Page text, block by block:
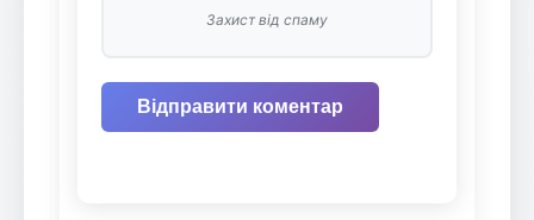
Захист від спаму
Відправити коментар